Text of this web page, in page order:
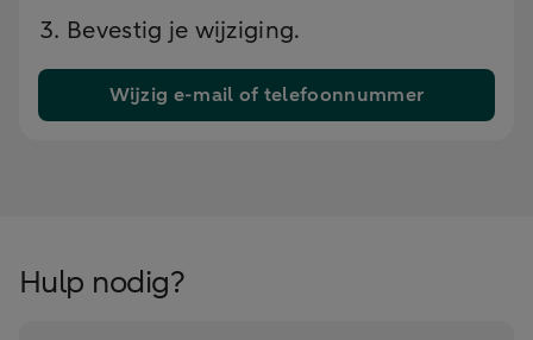
Bevestig je wijziging.
Wijzig e-mail of telefoonnummer
Hulp nodig?